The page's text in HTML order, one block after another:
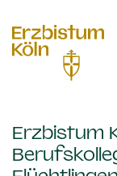
Erzbistum